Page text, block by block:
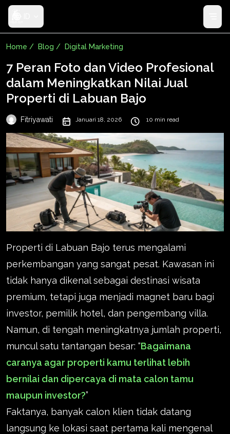
Home / Blog / Digital Marketing
7 Peran Foto dan Video Profesional
dalam Meningkatkan Nilai Jual
Properti di Labuan Bajo
Fitriyawati Januari 18, 2026 10 min read
Properti di Labuan Bajo terus mengalami
perkembangan yang sangat pesat. Kawasan ini
tidak hanya dikenal sebagai destinasi wisata
premium, tetapi juga menjadi magnet baru bagi
investor, pemilik hotel, dan pengembang villa.
Namun, di tengah meningkatnya jumlah properti,
muncul satu tantangan besar: “Bagaimana
caranya agar properti kamu terlihat lebih
bernilai dan dipercaya di mata calon tamu
maupun investor?”
Faktanya, banyak calon klien tidak datang
langsung ke lokasi saat pertama kali mengenal